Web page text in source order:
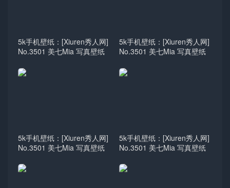
5k手机壁纸：[Xiuren秀人网]
No.3501 美七Mia 写真壁纸
5k手机壁纸：[Xiuren秀人网]
No.3501 美七Mia 写真壁纸
5k手机壁纸：[Xiuren秀人网]
No.3501 美七Mia 写真壁纸
5k手机壁纸：[Xiuren秀人网]
No.3501 美七Mia 写真壁纸